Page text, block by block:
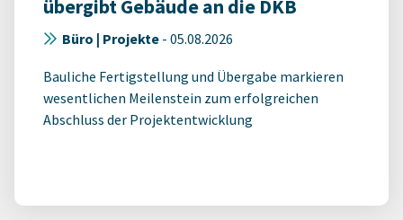
übergibt Gebäude an die DKB
Büro | Projekte - 05.08.2026
Bauliche Fertigstellung und Übergabe markieren
wesentlichen Meilenstein zum erfolgreichen
Abschluss der Projektentwicklung